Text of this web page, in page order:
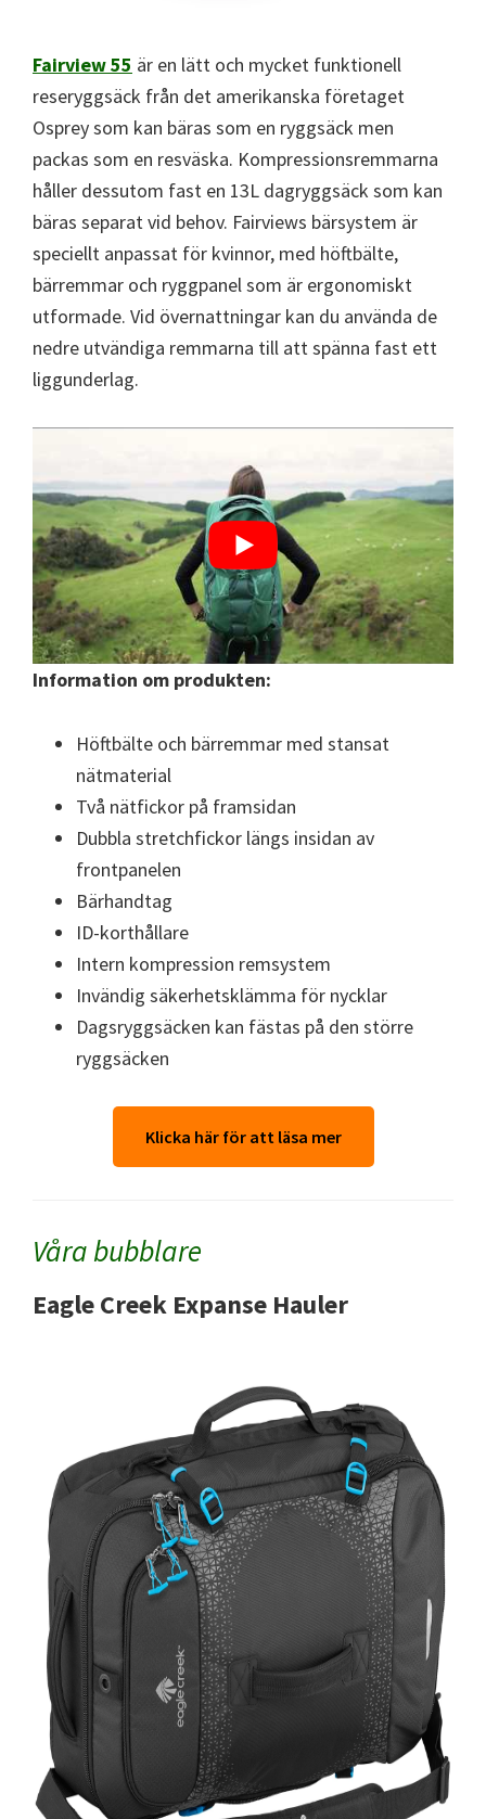
Fairview 55 är en lätt och mycket funktionell
reseryggsäck från det amerikanska företaget
Osprey som kan bäras som en ryggsäck men
packas som en resväska. Kompressionsremmarna
håller dessutom fast en 13L dagryggsäck som kan
bäras separat vid behov. Fairviews bärsystem är
speciellt anpassat för kvinnor, med höftbälte,
bärremmar och ryggpanel som är ergonomiskt
utformade. Vid övernattningar kan du använda de
nedre utvändiga remmarna till att spänna fast ett
liggunderlag.
Information om produkten:
Höftbälte och bärremmar med stansat
nätmaterial
Två nätfickor på framsidan
Dubbla stretchfickor längs insidan av
frontpanelen
Bärhandtag
ID-korthållare
Intern kompression remsystem
Invändig säkerhetsklämma för nycklar
Dagsryggsäcken kan fästas på den större
ryggsäcken
Klicka här för att läsa mer
Våra bubblare
Eagle Creek Expanse Hauler